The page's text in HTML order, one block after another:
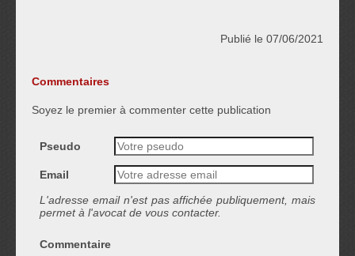
Publié le 07/06/2021
Commentaires
Soyez le premier à commenter cette publication
Pseudo
Email
L'adresse email n'est pas affichée publiquement, mais
permet à l'avocat de vous contacter.
Commentaire